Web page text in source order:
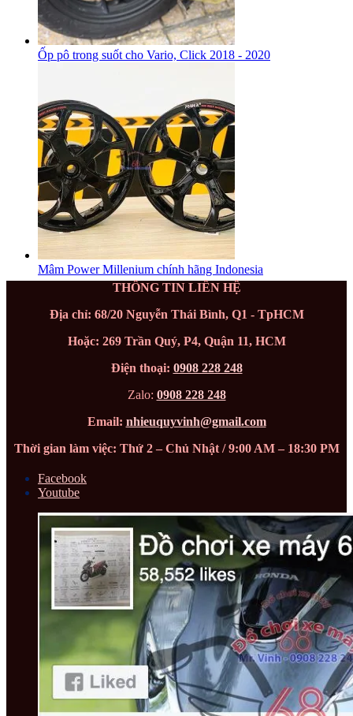
Ốp pô trong suốt cho Vario, Click 2018 - 2020
Mâm Power Millenium chính hãng Indonesia
THÔNG TIN LIÊN HỆ
Địa chỉ: 68/20 Nguyễn Thái Bình, Q1 - TpHCM
Hoặc: 269 Trần Quý, P4, Quận 11, HCM
Điện thoại: 0908 228 248
Zalo: 0908 228 248
Email: nhieuquyvinh@gmail.com
Thời gian làm việc: Thứ 2 – Chủ Nhật / 9:00 AM – 18:30 PM
Facebook
Youtube